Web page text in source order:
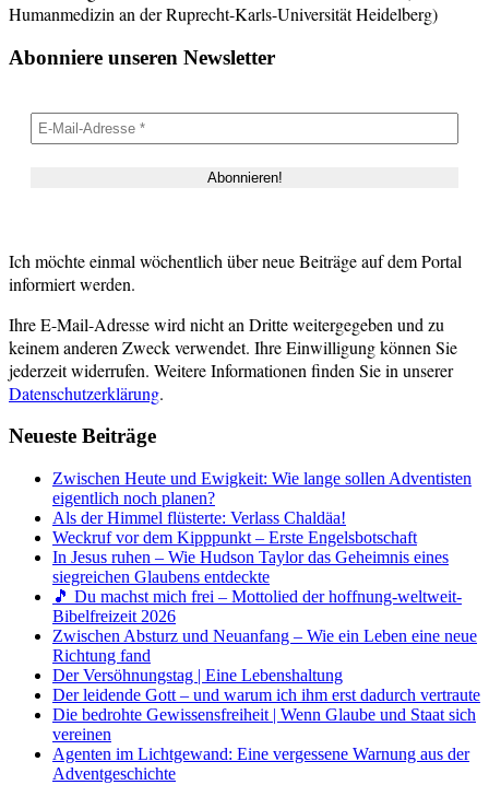
Humanmedizin an der Ruprecht-Karls-Universität Heidelberg)
Abonniere unseren Newsletter
Ich möchte einmal wöchentlich über neue Beiträge auf dem Portal
informiert werden.
Ihre E-Mail-Adresse wird nicht an Dritte weitergegeben und zu
keinem anderen Zweck verwendet. Ihre Einwilligung können Sie
jederzeit widerrufen. Weitere Informationen finden Sie in unserer
Datenschutzerklärung.
Neueste Beiträge
Zwischen Heute und Ewigkeit: Wie lange sollen Adventisten
eigentlich noch planen?
Als der Himmel flüsterte: Verlass Chaldäa!
Weckruf vor dem Kipppunkt – Erste Engelsbotschaft
In Jesus ruhen – Wie Hudson Taylor das Geheimnis eines
siegreichen Glaubens entdeckte
🎵 Du machst mich frei – Mottolied der hoffnung-weltweit-
Bibelfreizeit 2026
Zwischen Absturz und Neuanfang – Wie ein Leben eine neue
Richtung fand
Der Versöhnungstag | Eine Lebenshaltung
Der leidende Gott – und warum ich ihm erst dadurch vertraute
Die bedrohte Gewissensfreiheit | Wenn Glaube und Staat sich
vereinen
Agenten im Lichtgewand: Eine vergessene Warnung aus der
Adventgeschichte